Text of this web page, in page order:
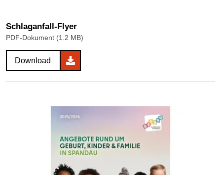
Schlaganfall-Flyer
PDF-Dokument (1.2 MB)
Download